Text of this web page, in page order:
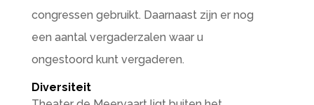
congressen gebruikt. Daarnaast zijn er nog
een aantal vergaderzalen waar u
ongestoord kunt vergaderen.
Diversiteit